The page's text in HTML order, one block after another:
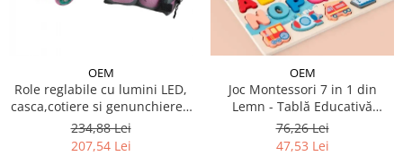
OEM
Role reglabile cu lumini LED,
casca,cotiere si genunchiere -
Ursuletul vesel Panda
234,88 Lei
207,54 Lei
OEM
Joc Montessori 7 in 1 din
Lemn - Tablă Educativă
Logaritmică
76,26 Lei
47,53 Lei